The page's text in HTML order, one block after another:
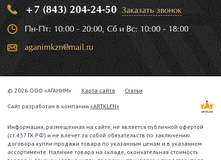
+7 (843) 204-24-50 Заказать звонок
Пн-Пт: 10:00 - 20:00, Сб и Вс: 10:00 - 18:00
aganimkzn@mail.ru
© 2026 ООО «АГАНИМ» Карта сайта Статьи
Сайт разработан в компании «ARTKLEN»
Информация, размещенная на сайте, не является публичной офертой
(ст.437 ГК РФ) и не влечет за собой обязательств по заключению
договора купли-продажи товара по указанным ценам и в указанном
ассортименте. Наличие товара на складе, окончательная стоимость